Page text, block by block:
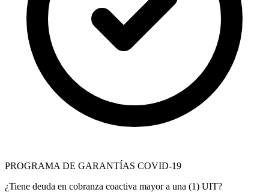
PROGRAMA DE GARANTÍAS COVID-19
¿Tiene deuda en cobranza coactiva mayor a una (1) UIT?